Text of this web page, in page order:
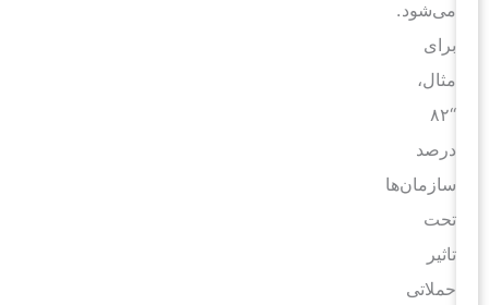
می‌شود.
برای
مثال،
“۸۲
درصد
سازمان‌ها
تحت
تاثیر
حملاتی